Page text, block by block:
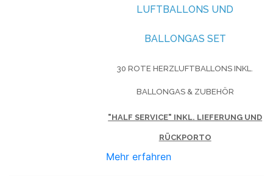
LUFTBALLONS UND
BALLONGAS SET
30 ROTE HERZLUFTBALLONS INKL.
BALLONGAS & ZUBEHÖR
"HALF SERVICE" INKL. LIEFERUNG UND
RÜCKPORTO
Mehr erfahren